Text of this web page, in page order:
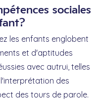
sociales
les enfants englobent
et d'aptitudes
avec autrui, telles
des
des tours de parole.